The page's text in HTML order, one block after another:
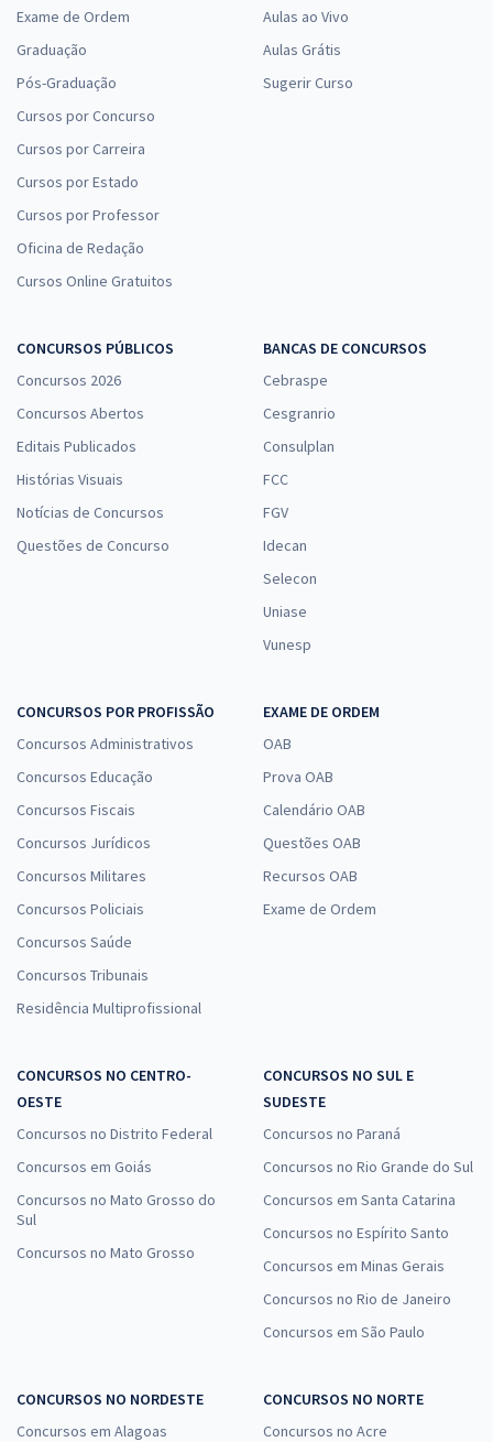
Exame de Ordem
Graduação
Pós-Graduação
Cursos por Concurso
Cursos por Carreira
Cursos por Estado
Cursos por Professor
Oficina de Redação
Cursos Online Gratuitos
Aulas ao Vivo
Aulas Grátis
Sugerir Curso
CONCURSOS PÚBLICOS
Concursos 2026
Concursos Abertos
Editais Publicados
Histórias Visuais
Notícias de Concursos
Questões de Concurso
BANCAS DE CONCURSOS
Cebraspe
Cesgranrio
Consulplan
FCC
FGV
Idecan
Selecon
Uniase
Vunesp
CONCURSOS POR PROFISSÃO
Concursos Administrativos
Concursos Educação
Concursos Fiscais
Concursos Jurídicos
Concursos Militares
Concursos Policiais
Concursos Saúde
Concursos Tribunais
Residência Multiprofissional
EXAME DE ORDEM
OAB
Prova OAB
Calendário OAB
Questões OAB
Recursos OAB
Exame de Ordem
CONCURSOS NO CENTRO-
OESTE
Concursos no Distrito Federal
Concursos em Goiás
Concursos no Mato Grosso do
Sul
Concursos no Mato Grosso
CONCURSOS NO SUL E
SUDESTE
Concursos no Paraná
Concursos no Rio Grande do Sul
Concursos em Santa Catarina
Concursos no Espírito Santo
Concursos em Minas Gerais
Concursos no Rio de Janeiro
Concursos em São Paulo
CONCURSOS NO NORDESTE
Concursos em Alagoas
CONCURSOS NO NORTE
Concursos no Acre